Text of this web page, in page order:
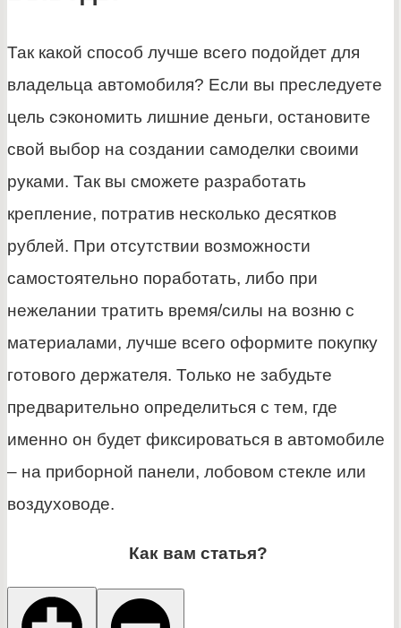
Так какой способ лучше всего подойдет для
владельца автомобиля? Если вы преследуете
цель сэкономить лишние деньги, остановите
свой выбор на создании самоделки своими
руками. Так вы сможете разработать
крепление, потратив несколько десятков
рублей. При отсутствии возможности
самостоятельно поработать, либо при
нежелании тратить время/силы на возню с
материалами, лучше всего оформите покупку
готового держателя. Только не забудьте
предварительно определиться с тем, где
именно он будет фиксироваться в автомобиле
– на приборной панели, лобовом стекле или
воздуховоде.
Как вам статья?